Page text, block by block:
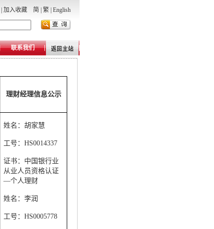
加入收藏 简 繁 English
联系我们
理财经理信息公示
姓名：胡家慧
工号：HS0014337
证书：中国银行业
从业人员资格认证
—个人理财
姓名：李润
工号：HS0005778